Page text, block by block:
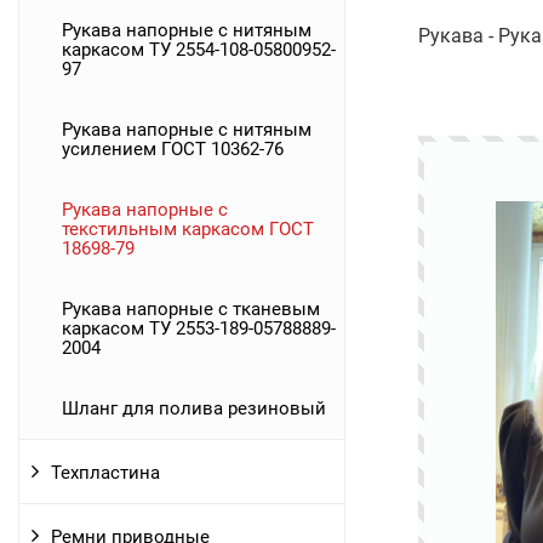
Рукава напорные с нитяным
каркасом ТУ 2554-108-05800952-
97
Рукава напорные с нитяным
усилением ГОСТ 10362-76
Рукава напорные с
текстильным каркасом ГОСТ
18698-79
Рукава напорные с тканевым
каркасом ТУ 2553-189-05788889-
2004
Шланг для полива резиновый
Техпластина
Ремни приводные
Рукава -